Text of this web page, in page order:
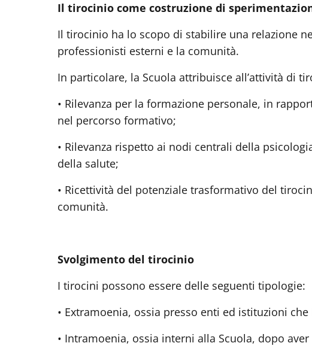
Il tirocinio come costruzione di
Il tirocinio ha lo scopo di stabilire una relazione
professionisti esterni e la comunità.
In particolare, la Scuola attribuisce all’attività di
• Rilevanza per la formazione personale, in
nel percorso formativo;
• Rilevanza rispetto ai nodi centrali della
della salute;
• Ricettività del potenziale trasformativo del
comunità.
Svolgimento del tirocinio
I tirocini possono essere delle seguenti tipologie:
• Extramoenia, ossia presso enti ed istituzioni
• Intramoenia, ossia interni alla Scuola, dopo